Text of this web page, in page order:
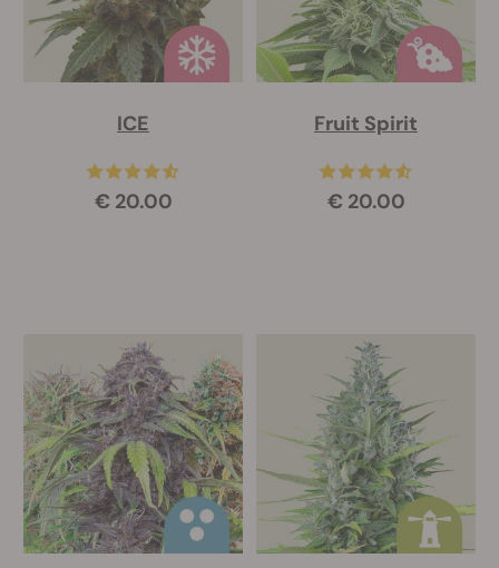
ICE
€ 20.00
Fruit Spirit
€ 20.00